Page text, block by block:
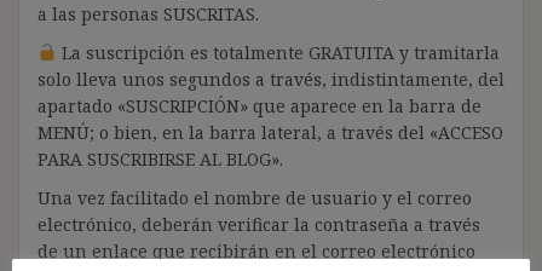
a las personas SUSCRITAS.
La suscripción es totalmente GRATUITA y tramitarla
solo lleva unos segundos a través, indistintamente, del
apartado «SUSCRIPCIÓN» que aparece en la barra de
MENÚ; o bien, en la barra lateral, a través del «ACCESO
PARA SUSCRIBIRSE AL BLOG».
Una vez facilitado el nombre de usuario y el correo
electrónico, deberán verificar la contraseña a través
de un enlace que recibirán en el correo electrónico